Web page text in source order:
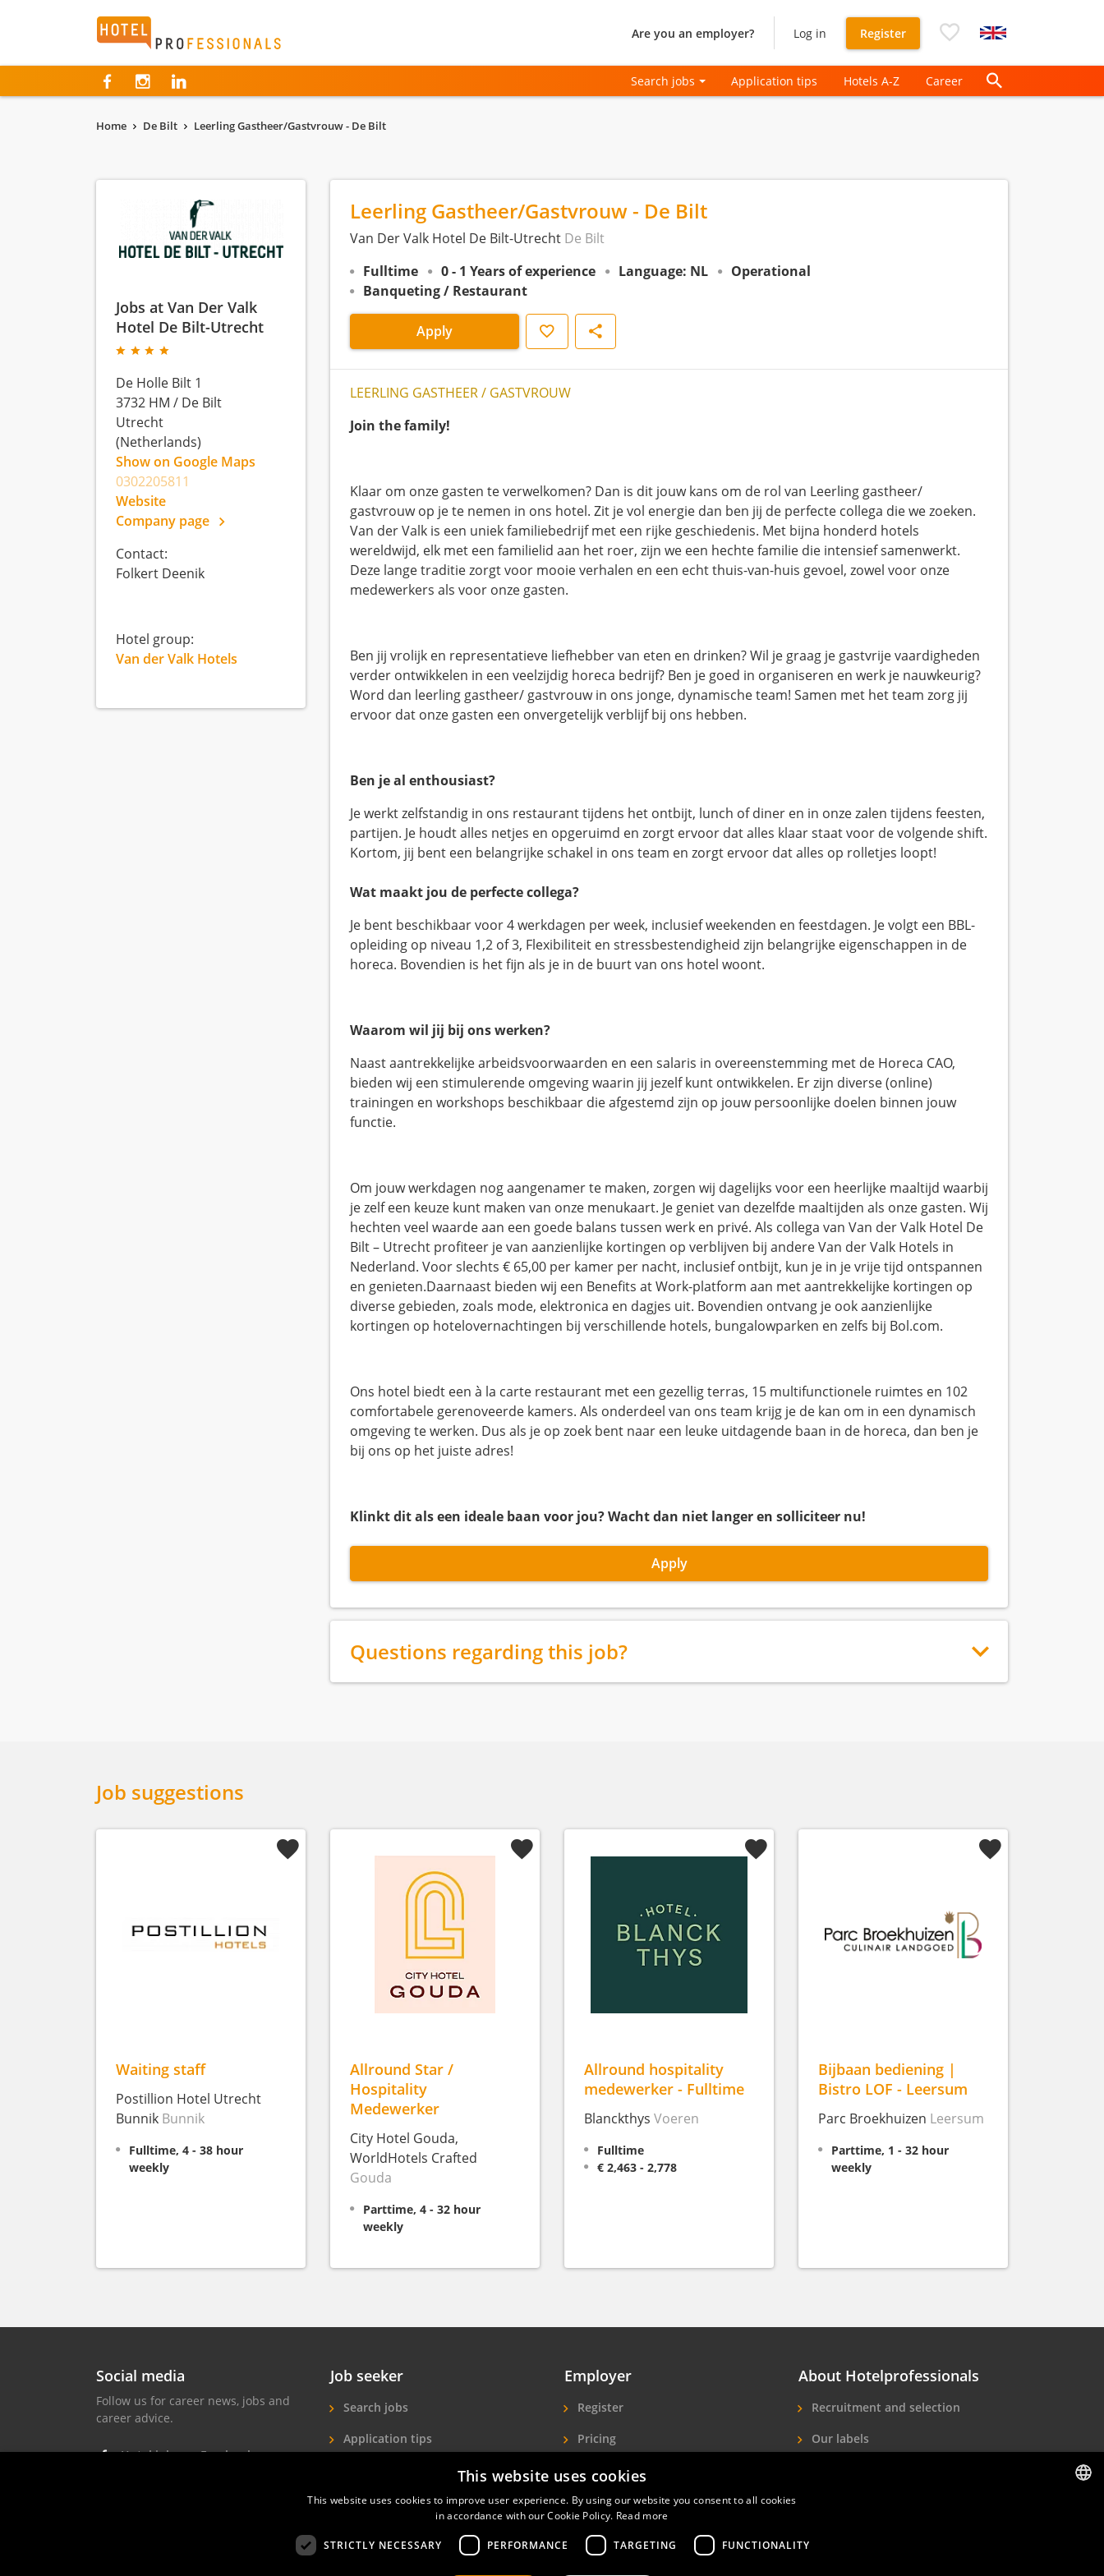
Hotelprofessionals Are you an employer? Log in Register
Search jobs Application tips Hotels A-Z Career
Home De Bilt Leerling Gastheer/Gastvrouw - De Bilt
Leerling Gastheer/Gastvrouw - De Bilt
Van Der Valk Hotel De Bilt-Utrecht De Bilt
Fulltime
0 - 1 Years of experience Language: NL
Operational
Banqueting / Restaurant
Apply Save Share
LEERLING GASTHEER / GASTVROUW
Join the family!
Klaar om onze gasten te verwelkomen? Dan is dit jouw kans om de rol van Leerling gastheer/
gastvrouw op je te nemen in ons hotel. Zit je vol energie dan ben jij de perfecte collega die we zoeken.
Van der Valk is een uniek familiebedrijf met een rijke geschiedenis. Met bijna honderd hotels
wereldwijd, elk met een familielid aan het roer, zijn we een hechte familie die intensief samenwerkt.
Deze lange traditie zorgt voor mooie verhalen en een echt thuis-van-huis gevoel, zowel voor onze
medewerkers als voor onze gasten.
Ben jij vrolijk en representatieve liefhebber van eten en drinken? Wil je graag je gastvrije vaardigheden
verder ontwikkelen in een veelzijdig horeca bedrijf? Ben je goed in organiseren en werk je nauwkeurig?
Word dan leerling gastheer/ gastvrouw in ons jonge, dynamische team! Samen met het team zorg jij
ervoor dat onze gasten een onvergetelijk verblijf bij ons hebben.
Ben je al enthousiast?
Je werkt zelfstandig in ons restaurant tijdens het ontbijt, lunch of diner en in onze zalen tijdens feesten,
partijen. Je houdt alles netjes en opgeruimd en zorgt ervoor dat alles klaar staat voor de volgende shift.
Kortom, jij bent een belangrijke schakel in ons team en zorgt ervoor dat alles op rolletjes loopt!
Wat maakt jou de perfecte collega?
Je bent beschikbaar voor 4 werkdagen per week, inclusief weekenden en feestdagen. Je volgt een BBL-
opleiding op niveau 1,2 of 3, Flexibiliteit en stressbestendigheid zijn belangrijke eigenschappen in de
horeca. Bovendien is het fijn als je in de buurt van ons hotel woont.
Waarom wil jij bij ons werken?
Naast aantrekkelijke arbeidsvoorwaarden en een salaris in overeenstemming met de Horeca CAO,
bieden wij een stimulerende omgeving waarin jij jezelf kunt ontwikkelen. Er zijn diverse (online)
trainingen en workshops beschikbaar die afgestemd zijn op jouw persoonlijke doelen binnen jouw
functie.
Om jouw werkdagen nog aangenamer te maken, zorgen wij dagelijks voor een heerlijke maaltijd waarbij
je zelf een keuze kunt maken van onze menukaart. Je geniet van dezelfde maaltijden als onze gasten. Wij
hechten veel waarde aan een goede balans tussen werk en privé. Als collega van Van der Valk Hotel De
Bilt – Utrecht profiteer je van aanzienlijke kortingen op verblijven bij andere Van der Valk Hotels in
Nederland. Voor slechts € 65,00 per kamer per nacht, inclusief ontbijt, kun je in je vrije tijd ontspannen
en genieten.Daarnaast bieden wij een Benefits at Work-platform aan met aantrekkelijke kortingen op
diverse gebieden, zoals mode, elektronica en dagjes uit. Bovendien ontvang je ook aanzienlijke
kortingen op hotelovernachtingen bij verschillende hotels, bungalowparken en zelfs bij Bol.com.
Ons hotel biedt een à la carte restaurant met een gezellig terras, 15 multifunctionele ruimtes en 102
comfortabele gerenoveerde kamers. Als onderdeel van ons team krijg je de kan om in een dynamisch
omgeving te werken. Dus als je op zoek bent naar een leuke uitdagende baan in de horeca, dan ben je
bij ons op het juiste adres!
Klinkt dit als een ideale baan voor jou? Wacht dan niet langer en solliciteer nu!
Apply
Questions regarding this job?
Jobs at Van Der Valk
Hotel De Bilt-Utrecht
De Holle Bilt 1
3732 HM / De Bilt
Utrecht
(Netherlands)
Show on Google Maps
0302205811
Website
Company page
Contact:
Folkert Deenik
Hotel group:
Van der Valk Hotels
Job suggestions
Waiting staff
Postillion Hotel Utrecht
Bunnik Bunnik
Fulltime, 4 - 38 hour
weekly
Allround Star /
Hospitality
Medewerker
City Hotel Gouda,
WorldHotels Crafted
Gouda
Parttime, 4 - 32 hour
weekly
Allround hospitality
medewerker - Fulltime
Blanckthys Voeren
Fulltime
€ 2,463 - 2,778
Bijbaan bediening |
Bistro LOF - Leersum
Parc Broekhuizen Leersum
Parttime, 1 - 32 hour
weekly
Social media
Follow us for career news, jobs and
career advice.
Hotel jobs on Facebook
Job seeker
Search jobs
Application tips
Job Seekers
Employer
Register
Pricing
More exposure
Find hotel staff
About Hotelprofessionals
Recruitment and selection
Our labels
This website uses cookies
This website uses cookies to improve user experience. By using our website you consent to all cookies
in accordance with our Cookie Policy. Read more
STRICTLY NECESSARY PERFORMANCE TARGETING FUNCTIONALITY